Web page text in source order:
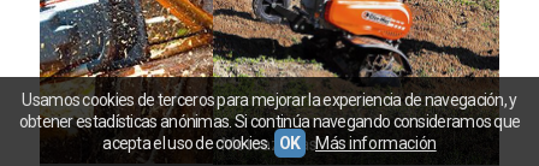
Motoazadas
Usamos cookies de terceros para mejorar la experiencia de navegación, y
obtener estadísticas anónimas. Si continúa navegando consideramos que
acepta el uso de cookies. OK Más información